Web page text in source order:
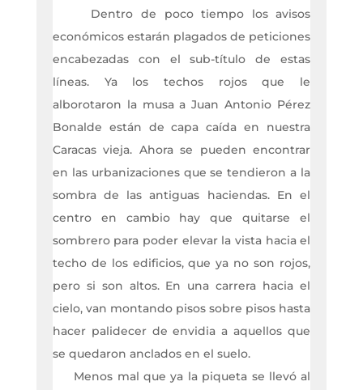
Dentro de poco tiempo los avisos
económicos estarán plagados de peticiones
encabezadas con el sub-título de estas
líneas. Ya los techos rojos que le
alborotaron la musa a Juan Antonio Pérez
Bonalde están de capa caída en nuestra
Caracas vieja. Ahora se pueden encontrar
en las urbanizaciones que se tendieron a la
sombra de las antiguas haciendas. En el
centro en cambio hay que quitarse el
sombrero para poder elevar la vista hacia el
techo de los edificios, que ya no son rojos,
pero si son altos. En una carrera hacia el
cielo, van montando pisos sobre pisos hasta
hacer palidecer de envidia a aquellos que
se quedaron anclados en el suelo.
Menos mal que ya la piqueta se llevó al